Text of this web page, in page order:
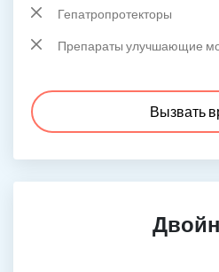
Гепатропротекторы
Препараты улучшающие
Вызвать